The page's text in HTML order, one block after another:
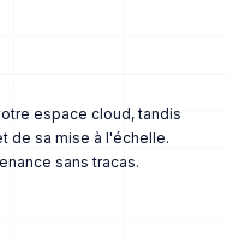
espace cloud, tandis
de sa mise à l'échelle.
sans tracas.